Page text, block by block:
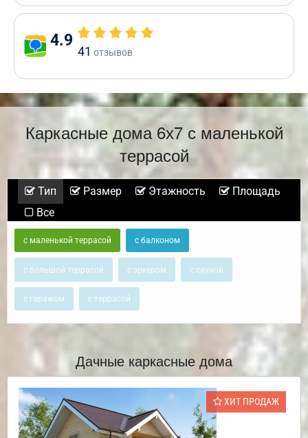
4.9
41 отзывов
Каркасные дома 6х7 с маленькой
террасой
Тип Размер Этажность
Площадь
Все
с маленькой террасой с балконом
с большой террасой с эркером с сауной
с гаражом с террасой
Дачные каркасные дома
ХИТ ПРОДАЖ